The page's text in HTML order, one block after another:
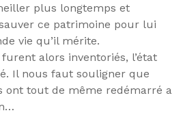
plus longtemps et
ce patrimoine pour lui
vie qu’il mérite.
alors inventoriés, l’état
Il nous faut souligner que
ont tout de même redémarré a